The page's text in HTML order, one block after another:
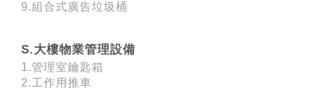
9.組合式廣告垃圾桶
S.大樓物業管理設備
1.管理室鑰匙箱
2.工作用推車